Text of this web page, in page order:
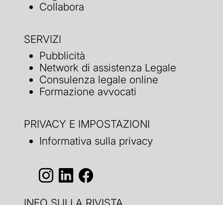
Collabora
SERVIZI
Pubblicità
Network di assistenza Legale
Consulenza legale online
Formazione avvocati
PRIVACY E IMPOSTAZIONI
Informativa sulla privacy